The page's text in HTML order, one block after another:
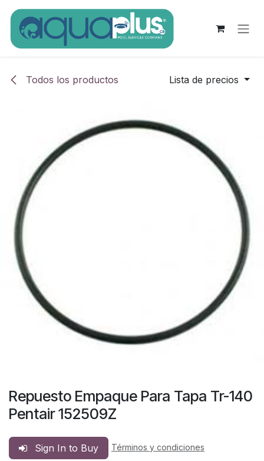
Ir al contenido
Todos los productos Lista de precios
Repuesto Empaque Para Tapa Tr-140
Pentair 152509Z
Sign In to Buy
Términos y condiciones